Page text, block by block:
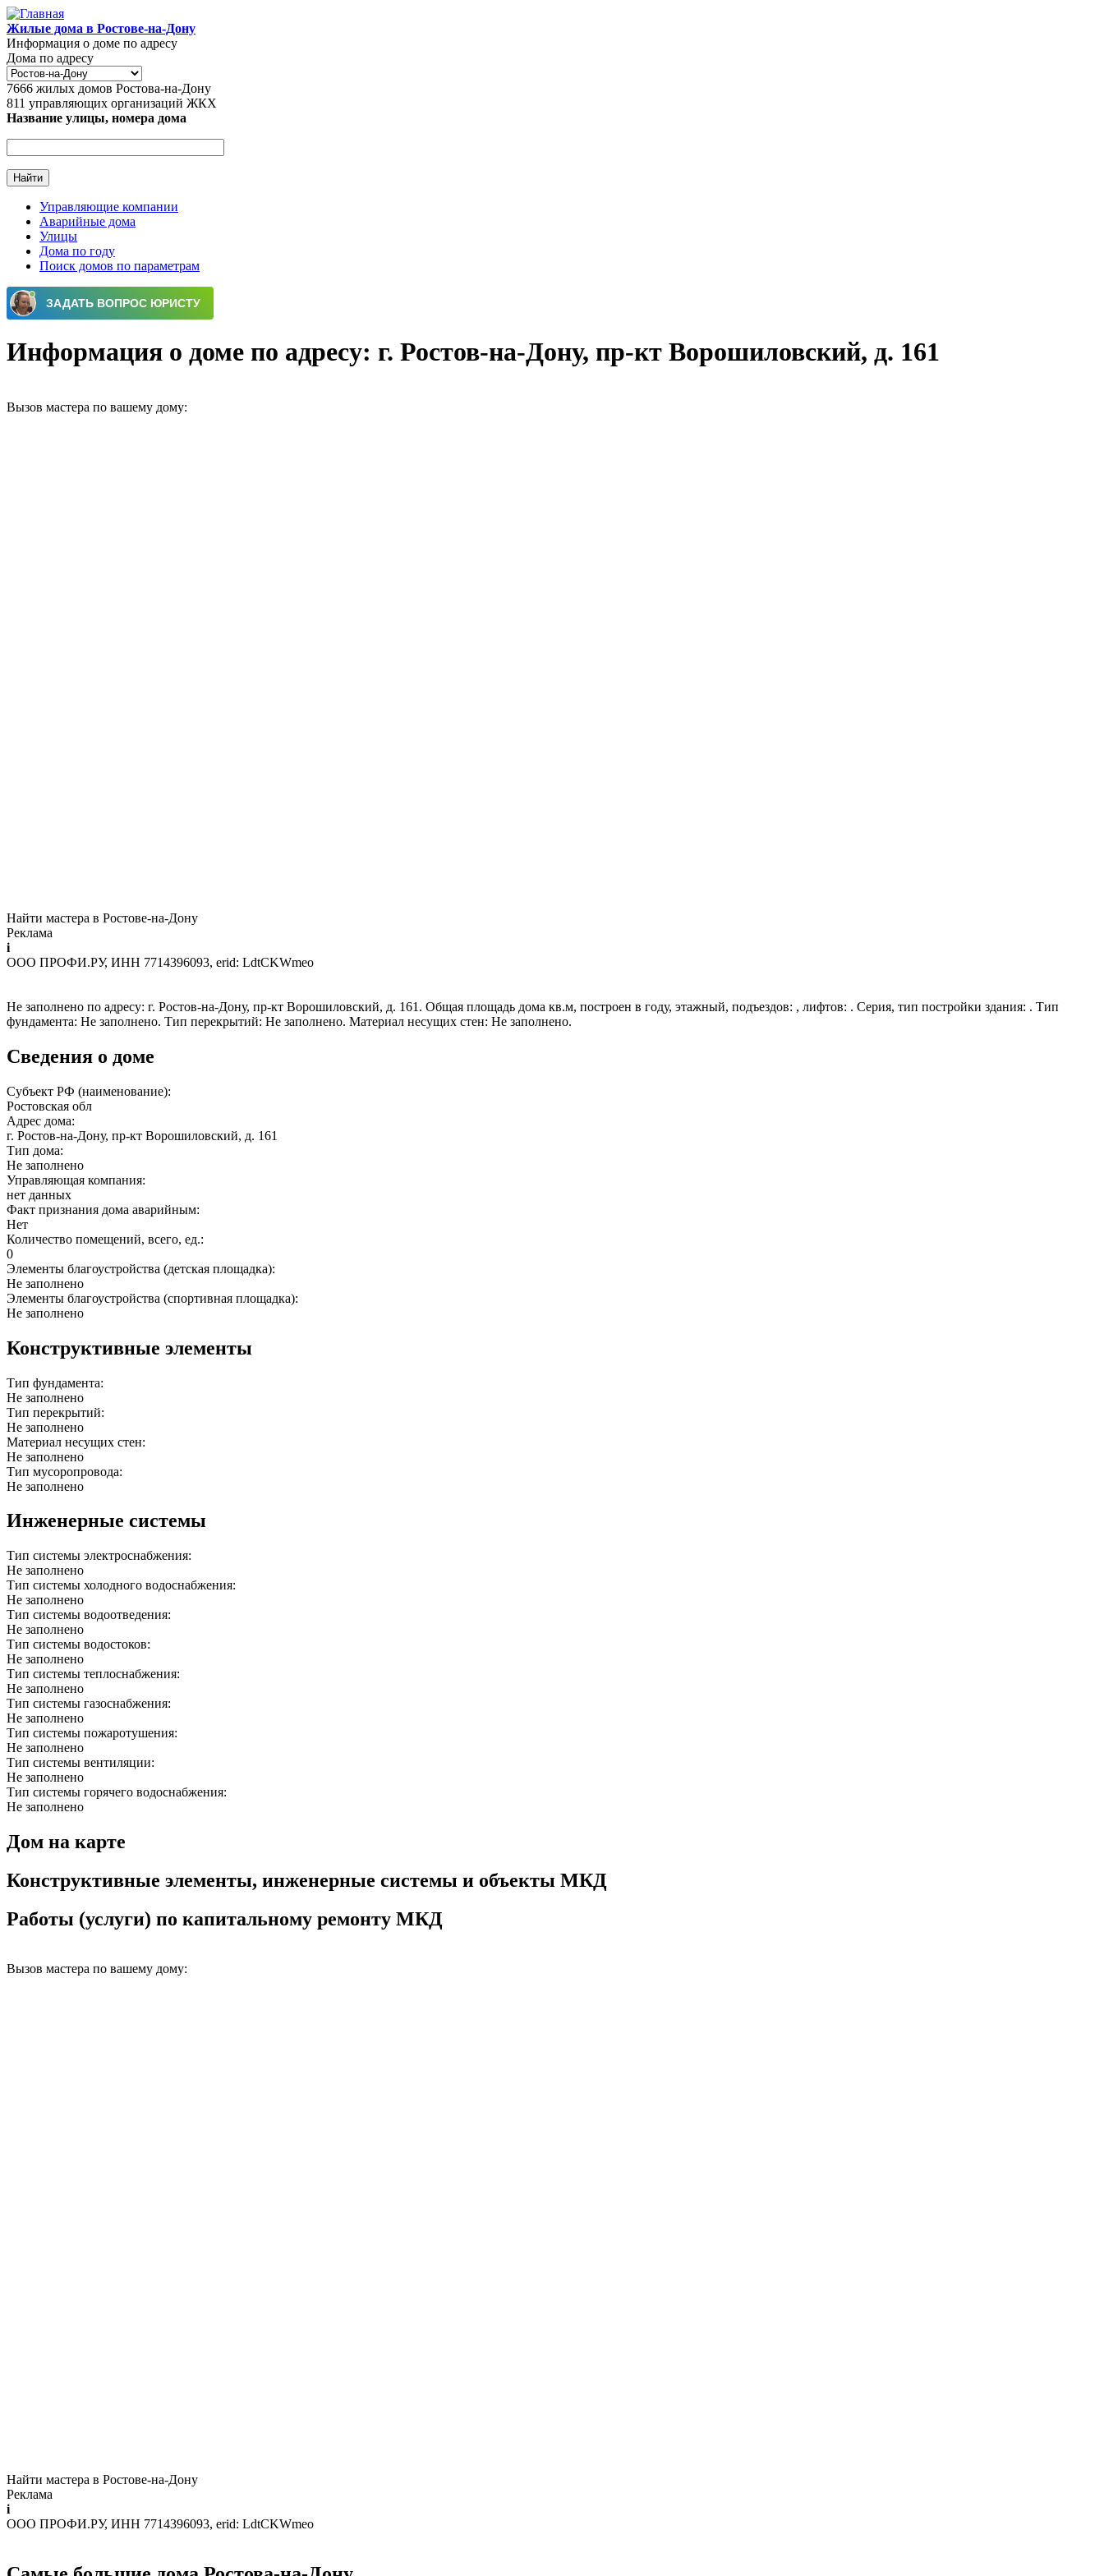
Перейти к основному содержанию
Жилые дома в Ростове-на-Дону
Информация о доме по адресу
Дома по адресу
7666 жилых домов Ростова-на-Дону
811 управляющих организаций ЖКХ
Название улицы, номера дома
Главное меню
Управляющие компании
Аварийные дома
Улицы
Дома по году
Поиск домов по параметрам
Информация о доме по адресу: г. Ростов-на-Дону, пр-кт Ворошиловский, д. 161
Вызов мастера по вашему дому:
Найти мастера в Ростове-на-Дону
Реклама
i
ООО ПРОФИ.РУ, ИНН 7714396093, erid: LdtCKWmeo
Не заполнено по адресу: г. Ростов-на-Дону, пр-кт Ворошиловский, д. 161. Общая площадь дома кв.м, построен в году, этажный, подъездов: , лифтов: . Серия, тип постройки здания: . Тип
фундамента: Не заполнено. Тип перекрытий: Не заполнено. Материал несущих стен: Не заполнено.
Сведения о доме
Субъект РФ (наименование):
Ростовская обл
Адрес дома:
г. Ростов-на-Дону, пр-кт Ворошиловский, д. 161
Тип дома:
Не заполнено
Управляющая компания:
нет данных
Факт признания дома аварийным:
Нет
Количество помещений, всего, ед.:
0
Элементы благоустройства (детская площадка):
Не заполнено
Элементы благоустройства (спортивная площадка):
Не заполнено
Конструктивные элементы
Тип фундамента:
Не заполнено
Тип перекрытий:
Не заполнено
Материал несущих стен:
Не заполнено
Тип мусоропровода:
Не заполнено
Инженерные системы
Тип системы электроснабжения:
Не заполнено
Тип системы холодного водоснабжения:
Не заполнено
Тип системы водоотведения:
Не заполнено
Тип системы водостоков:
Не заполнено
Тип системы теплоснабжения:
Не заполнено
Тип системы газоснабжения:
Не заполнено
Тип системы пожаротушения:
Не заполнено
Тип системы вентиляции:
Не заполнено
Тип системы горячего водоснабжения:
Не заполнено
Дом на карте
Конструктивные элементы, инженерные системы и объекты МКД
Работы (услуги) по капитальному ремонту МКД
Вызов мастера по вашему дому:
Найти мастера в Ростове-на-Дону
Реклама
i
ООО ПРОФИ.РУ, ИНН 7714396093, erid: LdtCKWmeo